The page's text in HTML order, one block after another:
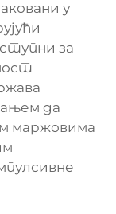
у
за
да
маржовима